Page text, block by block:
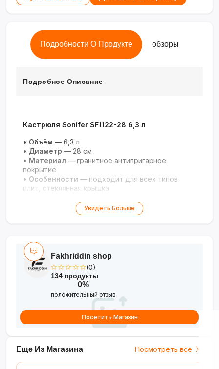
Подробности О Продукте обзоры
Подробное Описание
Кастрюля Sonifer SF1122-28 6,3 л
• Объём — 6,3 л
• Диаметр — 28 см
• Материал — гранитное антипригарное
покрытие
• Особенности — подходит для всех типов
плит, стеклянная крышка
Универсальная и долговечная кастрюля для
здорового приготовления!
Увидеть Больше
Еще Из Магазина Посмотреть все
Fakhriddin shop
(0)
134 продукты
0%
положительный отзыв
Посетить Магазин